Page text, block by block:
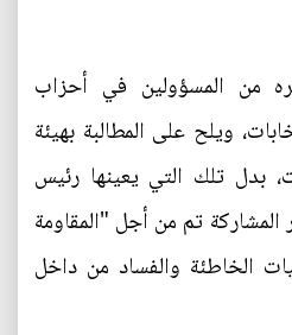
من المسؤولين في أحزاب
ويلح على المطالبة بهيئة
بدل تلك التي يعينها رئيس
المشاركة تم من أجل "المقاومة
الخاطئة والفساد من داخل